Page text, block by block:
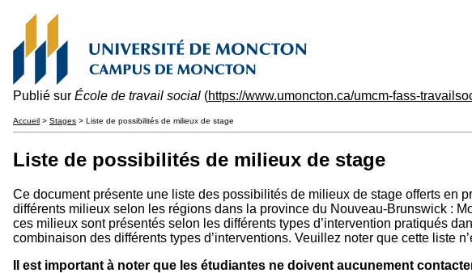
Publié sur École de travail social (https://www.umoncton.ca/umcm-fass-
Accueil > Stages > Liste de possibilités de milieux de stage
Liste de possibilités de milieux de stage
Ce document présente une liste des possibilités de milieux de stage offerts en
différents milieux selon les régions dans la province du Nouveau-Brunswick :
ces milieux sont présentés selon les différents types d’intervention pratiqués
combinaison des différents types d’interventions. Veuillez noter que cette liste
Il est important à noter que les étudiantes ne doivent aucunement